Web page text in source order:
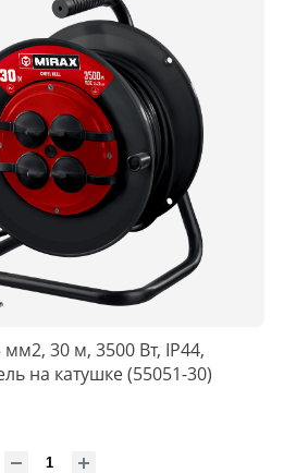
мм2, 30 м, 3500 Вт, IP44,
на катушке (55051-30)